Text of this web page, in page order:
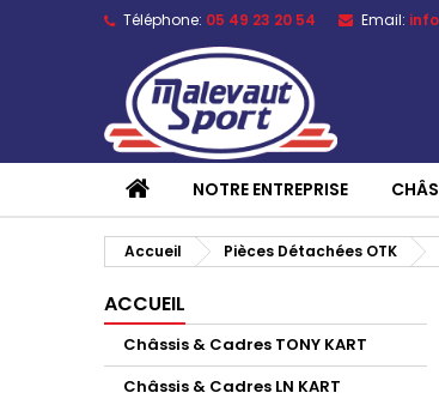
Téléphone: 05 49 23 20 54 Email:
NOTRE ENTREPRISE
Accueil Pièces Détachées OTK
ACCUEIL
Châssis & Cadres TONY KART
Châssis & Cadres LN KART